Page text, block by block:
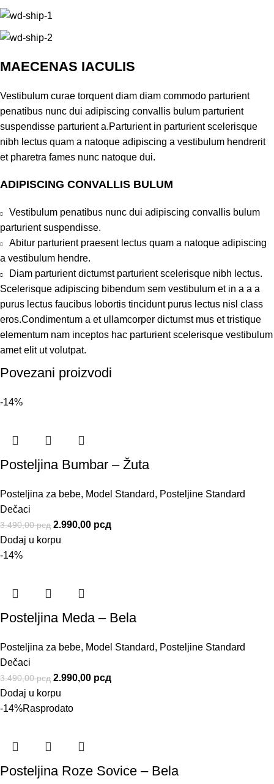
MAECENAS IACULIS
Vestibulum curae torquent diam diam commodo parturient
penatibus nunc dui adipiscing convallis bulum parturient
suspendisse parturient a.Parturient in parturient scelerisque
nibh lectus quam a natoque adipiscing a vestibulum hendrerit
et pharetra fames nunc natoque dui.
ADIPISCING CONVALLIS BULUM
Vestibulum penatibus nunc dui adipiscing convallis bulum
parturient suspendisse.
Abitur parturient praesent lectus quam a natoque adipiscing
a vestibulum hendre.
Diam parturient dictumst parturient scelerisque nibh lectus.
Scelerisque adipiscing bibendum sem vestibulum et in a a a
purus lectus faucibus lobortis tincidunt purus lectus nisl class
eros.Condimentum a et ullamcorper dictumst mus et tristique
elementum nam inceptos hac parturient scelerisque vestibulum
amet elit ut volutpat.
Povezani proizvodi
-14%
Posteljina Bumbar – Žuta
Posteljina za bebe, Model Standard, Posteljine Standard
Dečaci
3.490,00рсд 2.990,00 рсд
Dodaj u korpu
-14%
Posteljina Meda – Bela
Posteljina za bebe, Model Standard, Posteljine Standard
Dečaci
3.490,00рсд 2.990,00 рсд
Dodaj u korpu
-14%Rasprodato
Posteljina Roze Sovice – Bela